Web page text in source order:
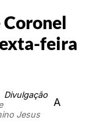
feira
Divulgação
Jesus
A